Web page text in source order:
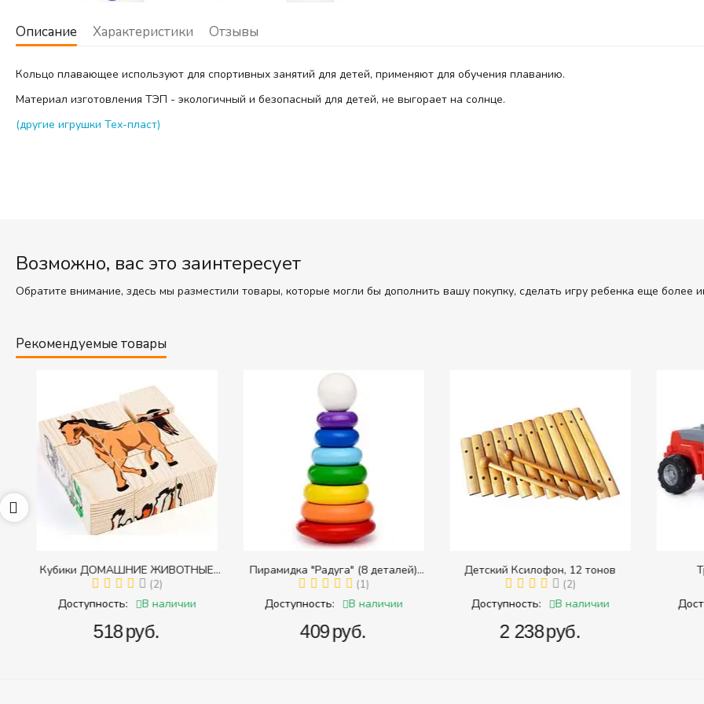
Описание Характеристики Отзывы
Кольцо плавающее используют для спортивных занятий для детей, применяют для обучения плаванию.
Материал изготовления ТЭП - экологичный и безопасный для детей, не выгорает на солнце.
(другие игрушки Тех-пласт)
Возможно, вас это заинтересует
Обратите внимание, здесь мы разместили товары, которые могли бы дополнить вашу покупку, сделать игру ребенка еще более
Рекомендуемые товары
Кубики ДОМАШНИЕ ЖИВОТНЫЕ
(Томик) (Набор кубиков разрезных
(складных))
(2)
Доступность: В наличии
‍518‍руб.
Пирамидка "Радуга" (8 деталей)
(Пирамидка среднего размера)
(1)
Доступность: В наличии
‍409‍руб.
Детский Ксилофон, 12 тонов
(2)
Доступность: В наличии
‍2 238‍руб.